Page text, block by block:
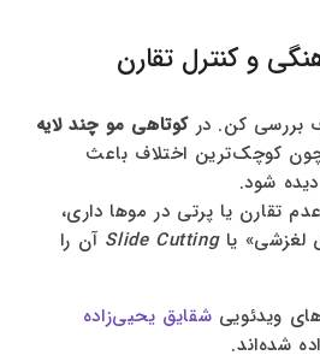
و کنترل تقارن
بررسی کن. در کوتاهی مو چند لایه
کوچک‌ترین اختلاف باعث
شود.
تقارن یا پرتی در موها داری،
لغزشی» یاSlide Cutting آن را
ویدئویی شقایق یحیی‌زاده
شده‌اند.